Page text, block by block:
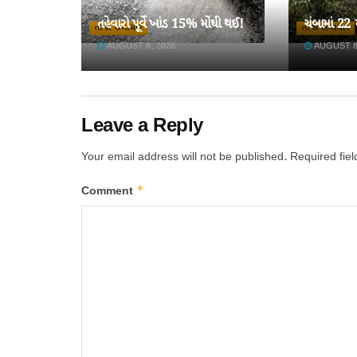
તાજા સમાચાર
તહેવારો પૂર્વે ખાંડ 15% મોંઘી થઈ!
AUGUST 8, 2026
તાજા સમાચાર
ચંબામાં 22
AUGUST
Leave a Reply
Your email address will not be published. Required
Comment *